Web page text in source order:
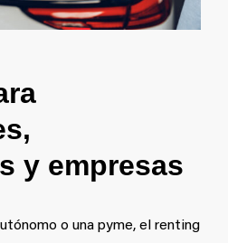
y empresas
o una pyme, el renting